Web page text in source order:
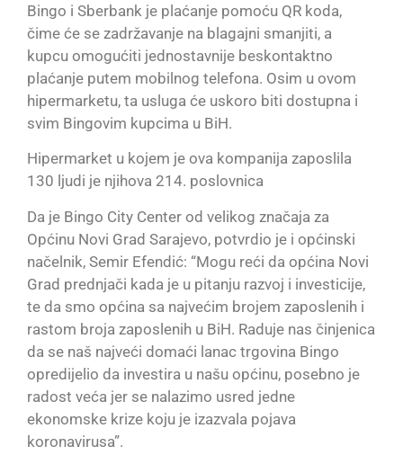
Bingo i Sberbank je plaćanje pomoću QR koda,
čime će se zadržavanje na blagajni smanjiti, a
kupcu omogućiti jednostavnije beskontaktno
plaćanje putem mobilnog telefona. Osim u ovom
hipermarketu, ta usluga će uskoro biti dostupna i
svim Bingovim kupcima u BiH.
Hipermarket u kojem je ova kompanija zaposlila
130 ljudi je njihova 214. poslovnica
Da je Bingo City Center od velikog značaja za
Općinu Novi Grad Sarajevo, potvrdio je i općinski
načelnik, Semir Efendić: “Mogu reći da općina Novi
Grad prednjači kada je u pitanju razvoj i investicije,
te da smo općina sa najvećim brojem zaposlenih i
rastom broja zaposlenih u BiH. Raduje nas činjenica
da se naš najveći domaći lanac trgovina Bingo
opredijelio da investira u našu općinu, posebno je
radost veća jer se nalazimo usred jedne
ekonomske krize koju je izazvala pojava
koronavirusa”.